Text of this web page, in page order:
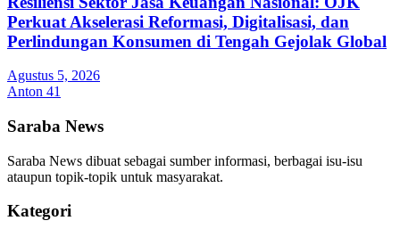
Perkuat Akselerasi Reformasi, Digitalisasi, dan
Perlindungan Konsumen di Tengah Gejolak Global
Agustus 5, 2026
Anton 41
Saraba News
Saraba News dibuat sebagai sumber informasi, berbagai isu-isu
ataupun topik-topik untuk masyarakat.
Kategori